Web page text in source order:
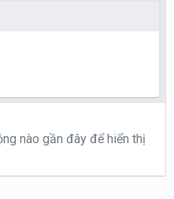
nào gần đây để hiển thị